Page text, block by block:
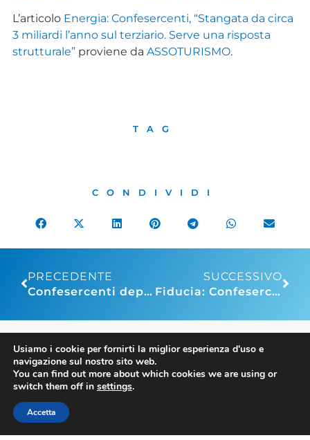
L’articolo Energia: Confesercenti, “Stangata da circa
3 miliardi l’anno sul terziario. Serve una risposta
strutturale”proviene da ASSOTURISMO.
TAG
CONDIVIDI
PRECEDENTE
Confesercenti deposita in Cassazione la proposta di legge di iniziativa popolare per la rigenerazione urbana del commercio e dei servizi di prossimità
SUCCESSIVO
Fiducia: Confesercenti, quadro in chiaroscuro ma migliore delle attese. Con avvio stagione turistica fondamentale proseguire contenimento del caro carburanti
FIBA
Usiamo i cookie per fornirti la miglior esperienza d'uso e
navigazione sul nostro sito web.
You can find out more about which cookies we are using or
switch them off in settings.
Accetta